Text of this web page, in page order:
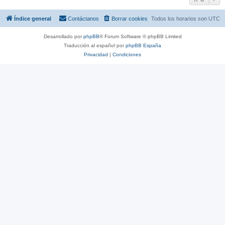
Índice general Todos los horarios son UTC
Borrar cookies
Contáctanos
Desarrollado porphpBB® Forum Software © phpBB Limited
Traducción al español porphpBB España
Privacidad | Condiciones